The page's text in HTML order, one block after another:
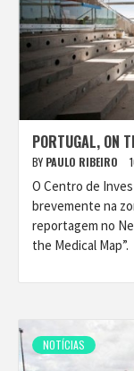
PORTUGAL, ON
BY PAULO RIBEIRO
O Centro de
brevemente na
reportagem no
the Medical Map”.
NOTÍCIAS